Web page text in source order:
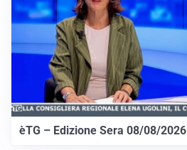
èTG – Edizione Sera 08/08/2026